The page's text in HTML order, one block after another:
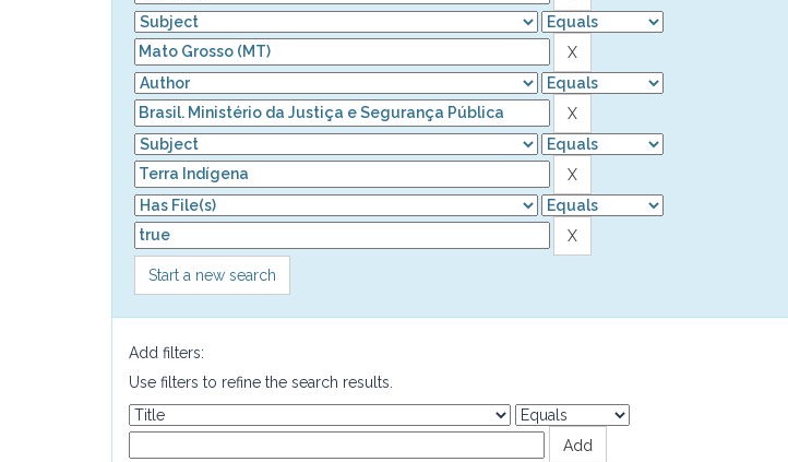
Start a new search
Add filters:
Use filters to refine the search results.